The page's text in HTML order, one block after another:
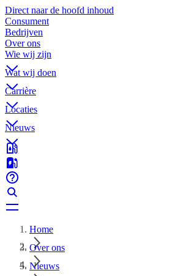
Direct naar de hoofd inhoud
Consument
Bedrijven
Over ons
Wie wij zijn
Wat wij doen
Carrière
Locaties
Nieuws
Home
Over ons
Nieuws